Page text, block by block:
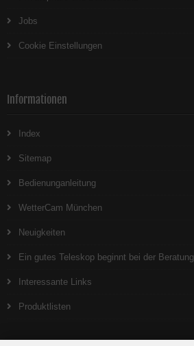
Jobs
Cookie Einstellungen
Informationen
Index
Sitemap
Bedienunganleitung
WetterCam München
Neuigkeiten
Ein gutes Teleskop beginnt bei der Beratung
Interessante Links
Produktlisten